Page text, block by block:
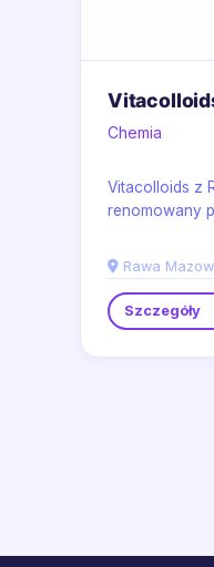
Chemia
Vitacolloids z
renomowany
Rawa
Szczegóły